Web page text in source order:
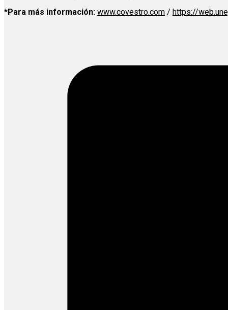
*Para más información: www.covestro.com / https://